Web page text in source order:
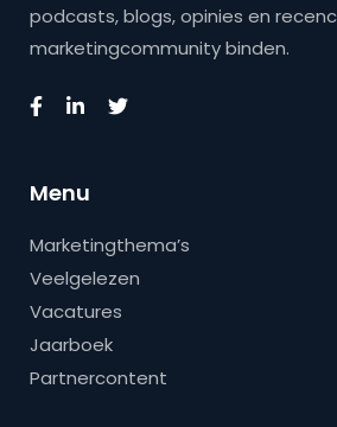
podcasts, blogs, opinies en
marketingcommunity binden.
Menu
Marketingthema’s
Veelgelezen
Vacatures
Jaarboek
Partnercontent